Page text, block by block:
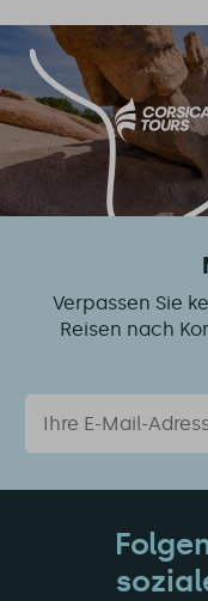
Verpassen Sie
Reisen nach
Email